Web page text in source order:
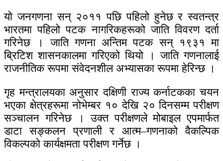
यो जनगणना सन् २०११ पछि पहिलो हुनेछ र स्वतन्त्र
भारतमा पहिलो पटक नागरिकहरूको जाति विवरण दर्ता
गरिनेछ । जाति गणना अन्तिम पटक सन् १९३१ मा
ब्रिटिश शासनकालमा गरिएको थियो । जाति गणनालाई
राजनीतिक रूपमा संवेदनशील अभ्यासका रूपमा हेरिन्छ ।
गृह मन्त्रालयका अनुसार दक्षिणी राज्य कर्नाटकका चयन
भएका क्षेत्रहरूमा नोभेम्बर १० देखि २० दिनसम्म परीक्षण
सञ्चालन गरिनेछ । उक्त परीक्षणले मोबाइल एपमार्फत
डाटा सङ्कलन प्रणाली र आत्म–गणनाको वैकल्पिक
विकल्पको कार्यक्षमता परीक्षण गर्नेछ ।